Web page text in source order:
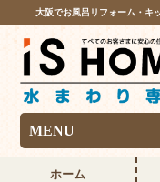
大阪でお風呂リフォーム・キ
MENU
ホーム